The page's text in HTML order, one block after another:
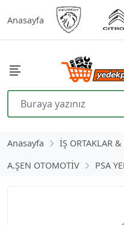
Anasayfa
Anasayfa
İŞ ORTAKLAR
A.ŞEN OTOMOTİV
PSA